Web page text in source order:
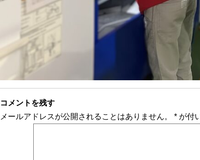
コメントを残す
メールアドレスが公開されることはありません。
* が付